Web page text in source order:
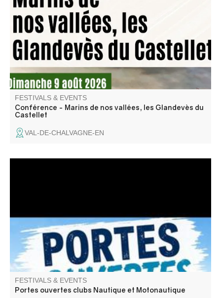
out to sail the world's seas." A lecture by Jean Pellegrin, a
member of the Traces Éditions association.
FESTIVALS & EVENTS
Conférence - Marins de nos vallées, les Glandevès du
Castellet
VAL-DE-CHALVAGNE-EN
FESTIVALS & EVENTS
Portes ouvertes clubs Nautique et Motonautique